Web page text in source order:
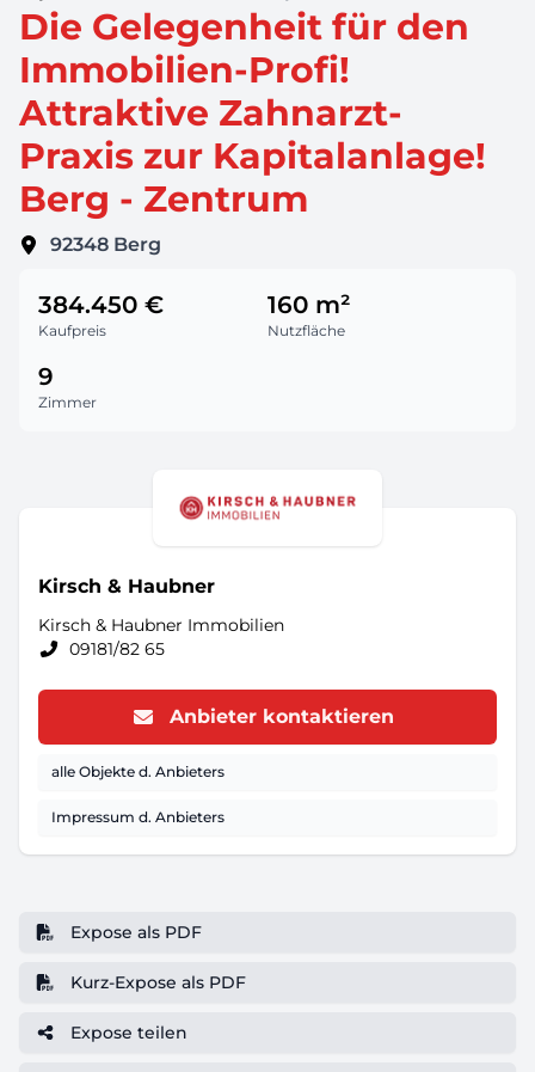
Die Gelegenheit für den
Immobilien-Profi!
Attraktive Zahnarzt-
Praxis zur Kapitalanlage!
Berg - Zentrum
92348 Berg
Kaufpreis
384.450 €
Nutzfläche
160 m²
Zimmer
9
Kirsch & Haubner
Kirsch & Haubner Immobilien
09181/82 65
Anbieter kontaktieren
alle Objekte d. Anbieters
Impressum d. Anbieters
Expose als PDF
Kurz-Expose als PDF
Expose teilen